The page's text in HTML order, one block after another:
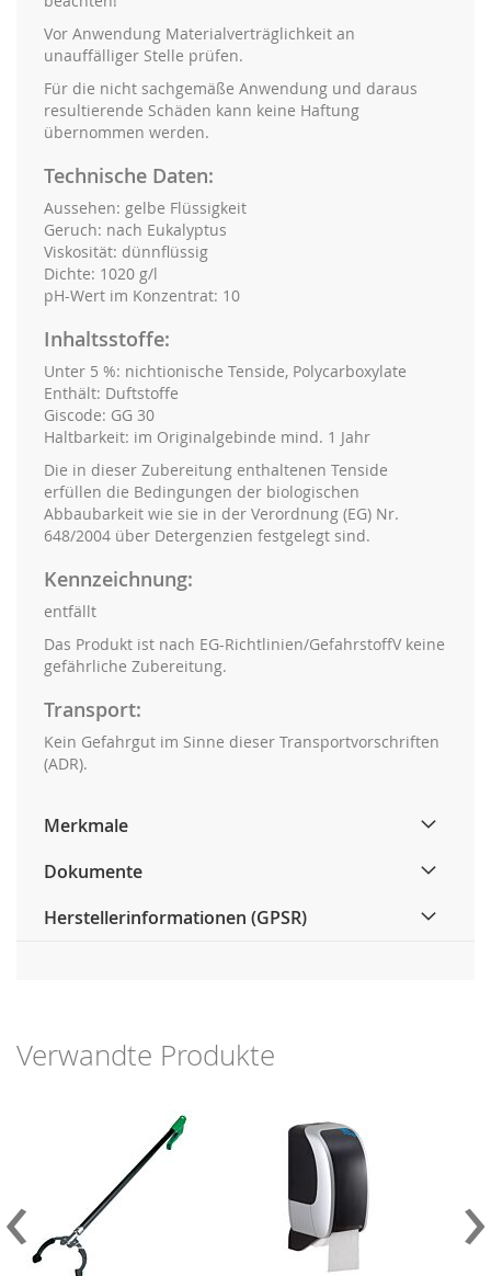
Vor Anwendung Materialverträglichkeit an
unauffälliger Stelle prüfen.
Für die nicht sachgemäße Anwendung und daraus
resultierende Schäden kann keine Haftung
übernommen werden.
Technische Daten:
Aussehen: gelbe Flüssigkeit
Geruch: nach Eukalyptus
Viskosität: dünnflüssig
Dichte: 1020 g/l
pH-Wert im Konzentrat: 10
Inhaltsstoffe:
Unter 5 %: nichtionische Tenside, Polycarboxylate
Enthält: Duftstoffe
Giscode: GG 30
Haltbarkeit: im Originalgebinde mind. 1 Jahr
Die in dieser Zubereitung enthaltenen Tenside
erfüllen die Bedingungen der biologischen
Abbaubarkeit wie sie in der Verordnung (EG) Nr.
648/2004 über Detergenzien festgelegt sind.
Kennzeichnung:
entfällt
Das Produkt ist nach EG-Richtlinien/GefahrstoffV keine
gefährliche Zubereitung.
Transport:
Kein Gefahrgut im Sinne dieser Transportvorschriften
(ADR).
Merkmale
Dokumente
Herstellerinformationen (GPSR)
Verwandte Produkte
‹ ›